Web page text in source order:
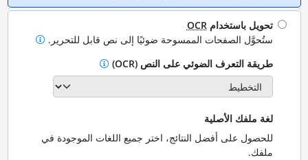
تحويل باستخدام OCR
ستُحوَّل الصفحات الممسوحة ضوئيًا إلى نص قابل للتحرير.
طريقة التعرف الضوئي على النص (OCR)
لغة ملفك الأصلية
للحصول على أفضل النتائج، اختر جميع اللغات الموجودة في
ملفك.